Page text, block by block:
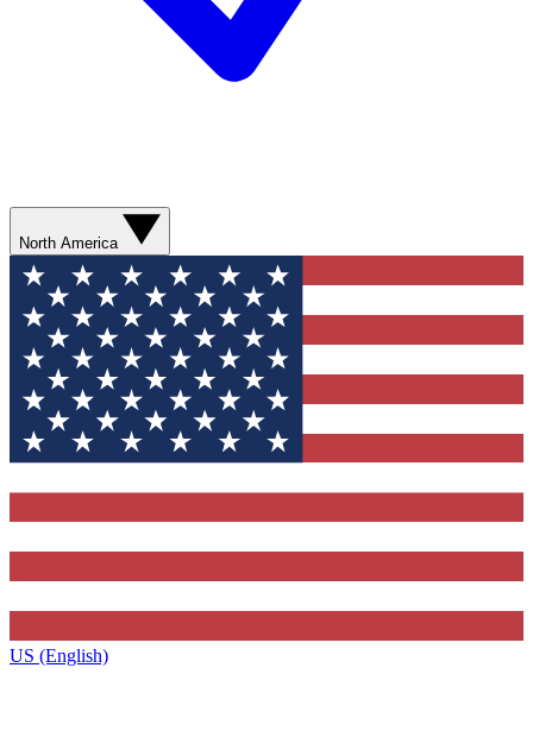
North America
US (English)